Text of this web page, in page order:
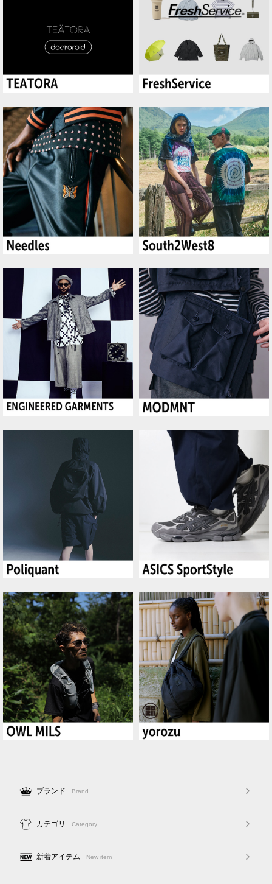
ブランド Brand
カテゴリ Category
新着アイテム New item